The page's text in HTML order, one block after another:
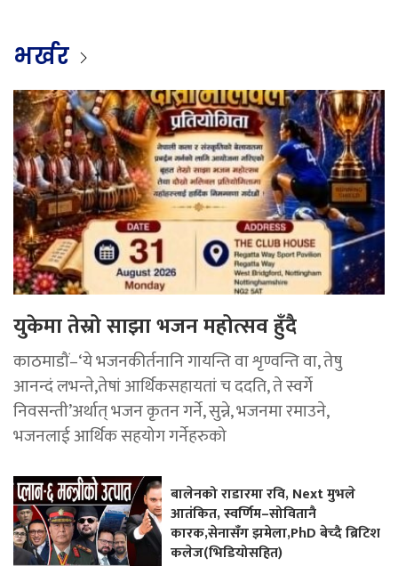
भर्खर
युकेमा तेस्रो साझा भजन महोत्सव हुँदै
काठमाडौं–‘ये भजनकीर्तनानि गायन्ति वा शृण्वन्ति वा, तेषु
आनन्दं लभन्ते,तेषां आर्थिकसहायतां च ददति, ते स्वर्गे
निवसन्ती’अर्थात् भजन कृतन गर्ने, सुन्ने, भजनमा रमाउने,
भजनलाई आर्थिक सहयोग गर्नेहरुको
बालेनको राडारमा रवि, Next मुभले
आतंकित, स्वर्णिम–सोवितानै
कारक,सेनासँग झमेला,PhD बेच्दै ब्रिटिश
कलेज(भिडियोसहित)